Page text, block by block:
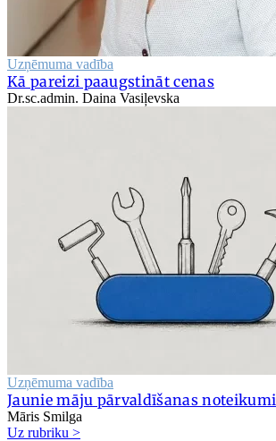
Uzņēmuma vadība
Kā pareizi paaugstināt cenas
Dr.sc.admin. Daina Vasiļevska
Uzņēmuma vadība
Jaunie māju pārvaldīšanas noteikumi
Māris Smilga
Uz rubriku >